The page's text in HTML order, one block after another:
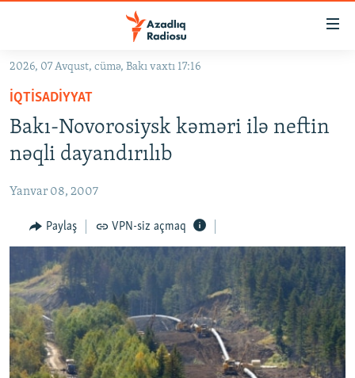
Əsas
qayıt
Əsas
naviqasiyaya
qayıt
GÜNDƏM
#İZAHLA
KORRUPSIOMETR
#ƏSLINDƏ
FƏRQƏ BAX
QANUNI DOĞRU
ARAŞDIRMA
MULTIMEDIA
VIDEO
FOTOQALEREYA
İNFOQRAFIKA
RADIO ARXIV
OXU ZALI
AZƏRBAYCAN ƏDƏBIYYATI KITABXANASI
HAQQIMIZDA
MISSIYAMIZ
2026, 07 Avqust, cümə, Bakı vaxtı 17:16
İQTISADIYYAT
Bakı-Novorosiysk kəməri ilə neftin
nəqli dayandırılıb
Yanvar 08, 2007
Paylaş VPN-siz açmaq